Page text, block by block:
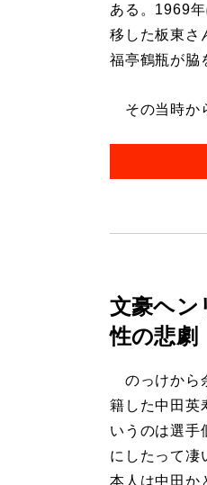
ある。1969
移した板東さ
福亭鶴瓶が脇
その当時か
文豪ヘン
性の悲劇
のっけから
籍した中田英
いうのは選手
にしたって凄
本人は中田か